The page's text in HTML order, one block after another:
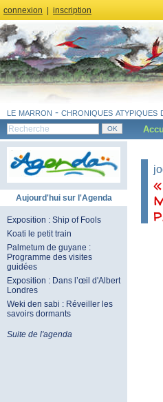
connexion inscription
le marron - chroniques atypiques
Aujourd'hui sur l'Agenda
Exposition : Ship of Fools
Koati le petit train
Palmetum de guyane :
Programme des visites
guidées
Exposition : Dans l’œil d'Albert
Londres
Weki den sabi : Réveiller les
savoirs dormants
Suite de l'agenda